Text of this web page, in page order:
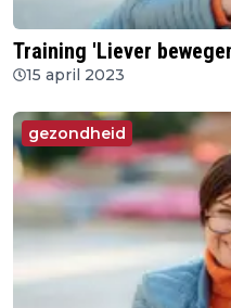
Training 'Liever
15 april 2023
gezondheid